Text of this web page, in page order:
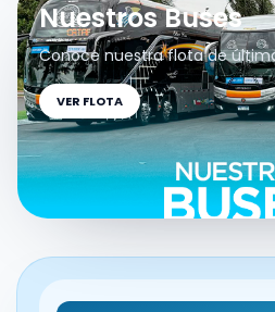
Nuestros Buses
Conoce nuestra flota de
VER FLOTA